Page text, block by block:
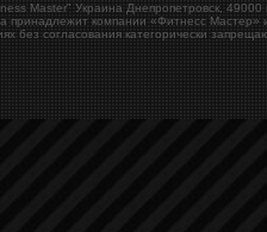
Master" Украина Днепропетровск 49000
принадлежит компании «Фитнесс Мастер»
без согласования категорически